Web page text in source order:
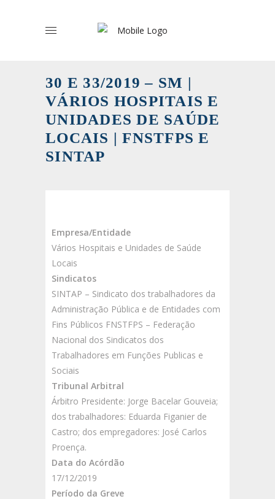
30 E 33/2019 – SM |
VÁRIOS HOSPITAIS E
UNIDADES DE SAÚDE
LOCAIS | FNSTFPS E
SINTAP
Empresa/Entidade
Vários Hospitais e Unidades de Saúde
Locais
Sindicatos
SINTAP – Sindicato dos trabalhadores da
Administração Pública e de Entidades com
Fins Públicos FNSTFPS – Federação
Nacional dos Sindicatos dos
Trabalhadores em Funções Publicas e
Sociais
Tribunal Arbitral
Árbitro Presidente: Jorge Bacelar Gouveia;
dos trabalhadores: Eduarda Figanier de
Castro; dos empregadores: José Carlos
Proença.
Data do Acórdão
17/12/2019
Período da Greve